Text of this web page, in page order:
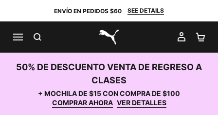
ENVÍO EN PEDIDOS $60 SEE DETAILS
PUMA.com
MI
50% DE DESCUENTO VENTA DE REGRESO A
CLASES
+ MOCHILA DE $15 CON COMPRA DE $100
COMPRAR AHORA VER DETALLES